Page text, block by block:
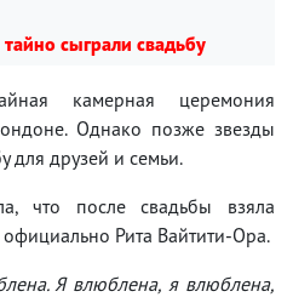
сыграли свадьбу
камерная церемония
Однако позже звезды
для друзей и семьи.
что после свадьбы взяла
Рита Вайтити-Ора.
Я влюблена, я влюблена,